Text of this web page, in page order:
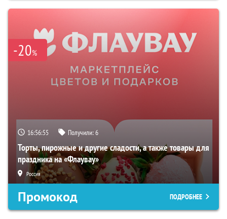
-20%
16:56:54 Получили:6
Торты, пирожные и другие сладости, а также товары для
праздника на «Флаувау»
Россия
Промокод ПОДРОБНЕЕ